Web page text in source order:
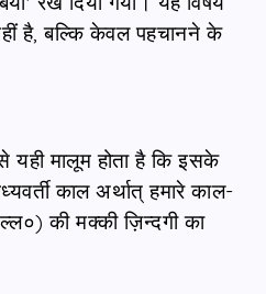
है, बल्कि केवल पहचानने के
यही मालूम होता है कि इसके
काल अर्थात् हमारे काल-
की मक्की ज़िन्दगी का